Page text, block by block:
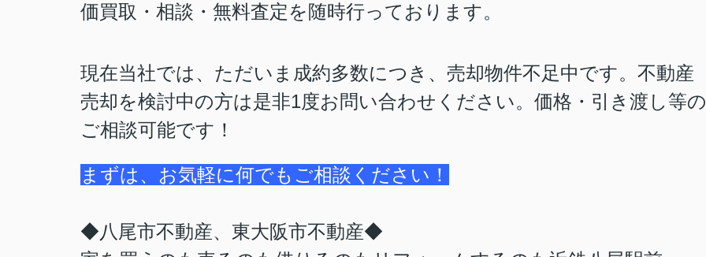
価買取・相談・無料査定を随時行っております。
現在当社では、ただいま成約多数につき、売却物件不足中です。不動産
売却を検討中の方は是非1度お問い合わせください。価格・引き渡し等の
ご相談可能です！
まずは、お気軽に何でもご相談ください！
◆八尾市不動産、東大阪市不動産◆